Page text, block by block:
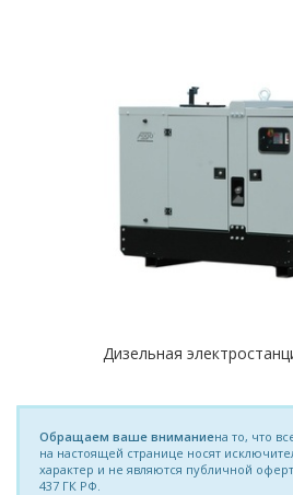
Дизельная
Обращаем ваше вниманиена то, что
на настоящей странице носят
характер и не являются публичной
437 ГК РФ.